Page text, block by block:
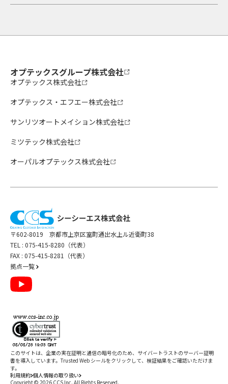
オプテックスグループ株式会社
オプテックス株式会社
オプテックス・エフエー株式会社
サンリツオートメイション株式会社
ミツテック株式会社
オーパルオプテックス株式会社
〒602-8019 京都市上京区室町通出水上ル近衛町38
TEL : 075-415-8280（代表）
FAX : 075-415-8281（代表）
拠点一覧
利用規約 個人情報の取り扱い
Copyright © 2026 CCS Inc. All Rights Reserved.
このサイトは、企業の実在証明と通信の暗号化のため、サイバートラストのサーバー証明
書を導入しています。Trusted Web シールをクリックして、検証結果をご確認いただけま
す。